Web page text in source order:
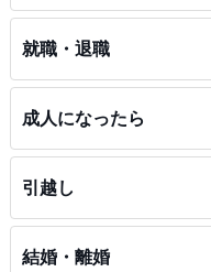
就職・退職
成人になったら
引越し
結婚・離婚